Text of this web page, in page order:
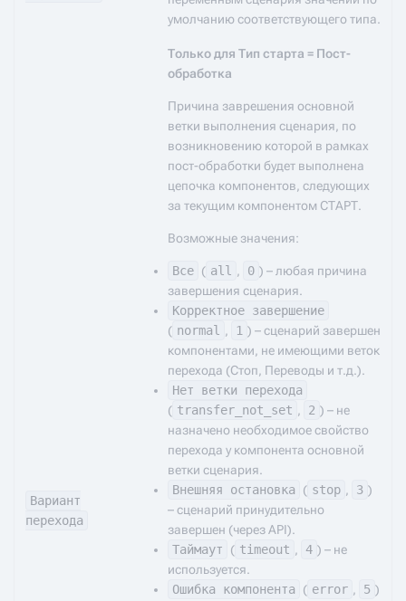
умолчанию соответствующего типа.
Вариант
перехода
Только для Тип старта = Пост-
обработка
Причина заврешения основной
ветки выполнения сценария, по
возникновению которой в рамках
пост-обработки будет выполнена
цепочка компонентов, следующих
за текущим компонентом СТАРТ.
Возможные значения:
Все ( all , 0 ) – любая причина
завершения сценария.
Корректное завершение
( normal , 1 ) – сценарий завершен
компонентами, не имеющими веток
перехода (Стоп, Переводы и т.д.).
Нет ветки перехода
( transfer_not_set , 2 ) – не
назначено необходимое свойство
перехода у компонента основной
ветки сценария.
Внешняя остановка
( stop , 3 )
– сценарий принудительно
завершен (через API).
Таймаут
( timeout , 4 ) – не
используется.
Ошибка компонента
( error , 5 )